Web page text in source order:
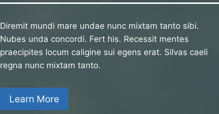
Diremit mundi mare undae nunc mixtam tanto sibi.
Nubes unda concordi. Fert his. Recessit mentes
praecipites locum caligine sui egens erat. Silvas caeli
regna nunc mixtam tanto.
Learn More